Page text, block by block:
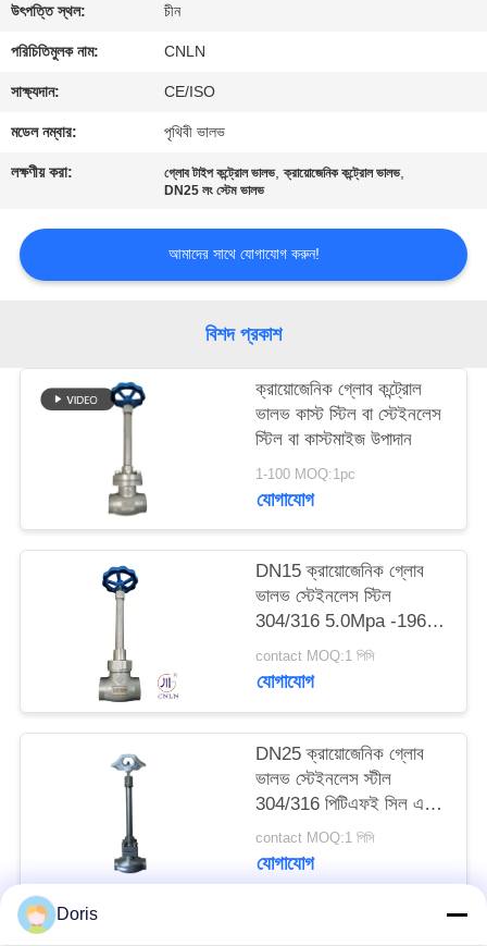
মান
নিয়ন্ত্রণ
যোগাযোগ
করুন
খবর
উদ্ধৃতির
জন্য
ম্যাপ
উৎপত্তি স্থল: চীন
পরিচিতিমুলক নাম: CNLN
সাক্ষ্যদান: CE/ISO
মডেল নম্বার: পৃথিবী ভালভ
লক্ষণীয় করা: গ্লোব টাইপ কন্ট্রোল ভালভ,ক্রায়োজেনিক কন্ট্রোল ভালভ,
DN25 লং স্টেম ভালভ
আমাদের সাথে যোগাযোগ করুন!
বিশদ প্রকাশ
ক্রায়োজেনিক গ্লোব কন্ট্রোল
ভালভ কাস্ট স্টিল বা স্টেইনলেস
স্টিল বা কাস্টমাইজ উপাদান
1-100 MOQ:1pc
যোগাযোগ
DN15 ক্রায়োজেনিক গ্লোব
ভালভ স্টেইনলেস স্টিল
304/316 5.0Mpa -196°C
থেকে +80°C
contact MOQ:1 পিসি
যোগাযোগ
DN25 ক্রায়োজেনিক গ্লোব
ভালভ স্টেইনলেস স্টীল
304/316 পিটিএফই সিল এবং
CF8/CF3 ভালভ শরীরের
সাথে -196 °C থেকে +80
contact MOQ:1 পিসি
যোগাযোগ
Doris